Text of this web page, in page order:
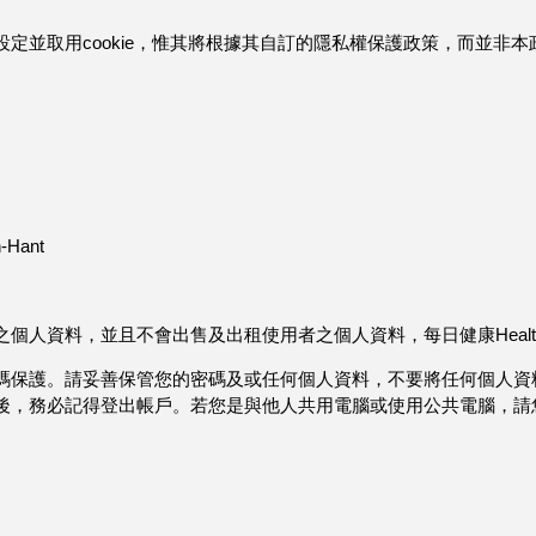
並取用cookie，惟其將根據其自訂的隱私權保護政策，而並非
Hant
人資料，並且不會出售及出租使用者之個人資料，每日健康
護。請妥善保管您的密碼及或任何個人資料，不要將任何個人
務必記得登出帳戶。若您是與他人共用電腦或使用公共電腦，